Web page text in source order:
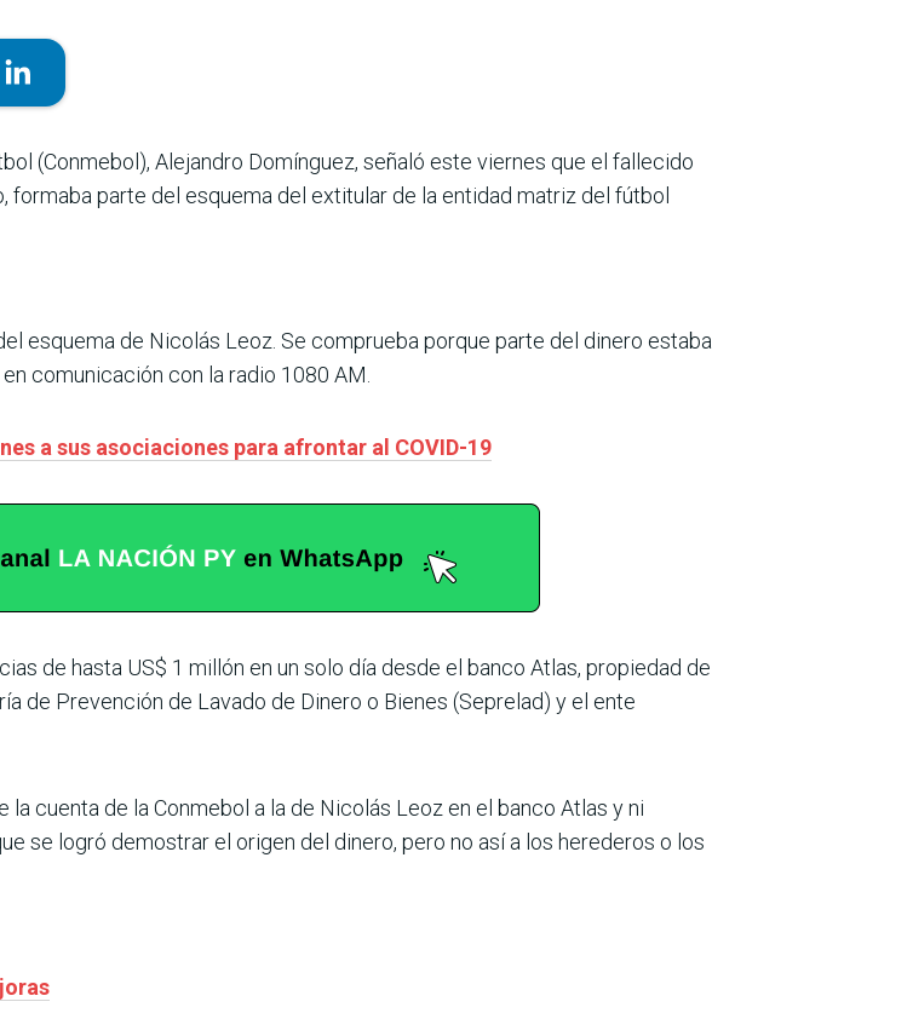
(Conmebol), Alejandro Domínguez, señaló este viernes que el fallecido
parte del esquema del extitular de la entidad matriz del fútbol
esquema de Nicolás Leoz. Se comprueba porque parte del dinero estaba
comunicación con la radio 1080 AM.
a sus asociaciones para afrontar al COVID-19
de hasta US$ 1 millón en un solo día desde el banco Atlas, propiedad de
de Prevención de Lavado de Dinero o Bienes (Seprelad) y el ente
cuenta de la Conmebol a la de Nicolás Leoz en el banco Atlas y ni
se logró demostrar el origen del dinero, pero no así a los herederos o los